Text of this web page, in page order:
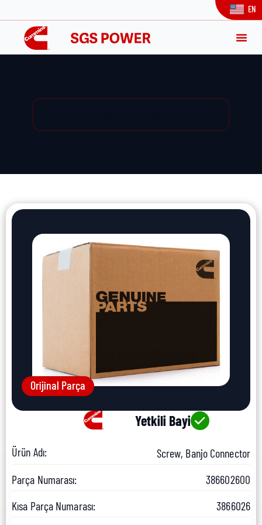
EN
Orijinal Parça
Yetkili Bayi
Ürün Adı:
Screw, Banjo Connector
Parça Numarası:
386602600
Kısa Parça Numarası:
3866026